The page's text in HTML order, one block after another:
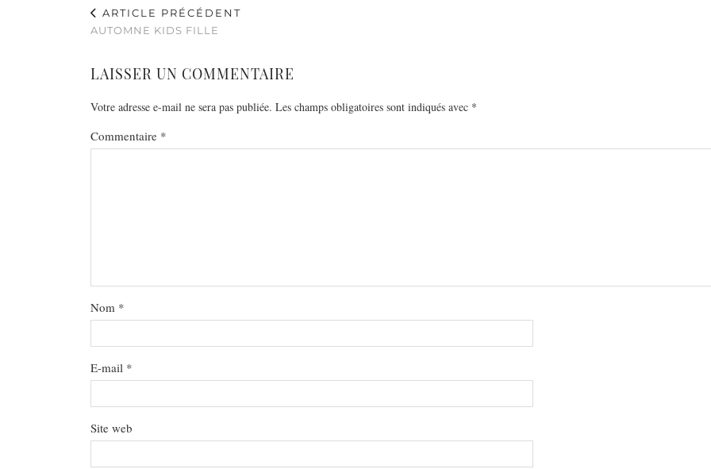
ARTICLE PRÉCÉDENT
AUTOMNE KIDS FILLE
LAISSER UN COMMENTAIRE
Votre adresse e-mail ne sera pas publiée. Les champs obligatoires sont indiqués avec *
Commentaire *
Nom *
E-mail *
Site web